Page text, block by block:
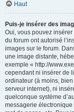
Haut
Puis-je insérer des
Oui, vous pouvez
du forum ont autorisé
images sur le forum.
une image distante,
exemple « http://
cependant ni insérer de
ordinateur (à moins,
serveur internet), ni
quelconque système
messagerie électronique